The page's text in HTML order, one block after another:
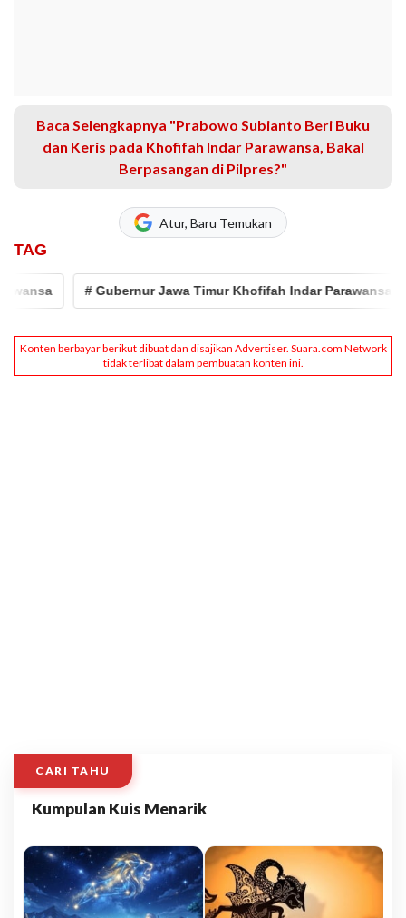
Baca Selengkapnya "Prabowo Subianto Beri Buku
dan Keris pada Khofifah Indar Parawansa, Bakal
Berpasangan di Pilpres?"
Atur, Baru Temukan
TAG
# Gubernur Jawa Timur Khofifah Indar Parawansa
CARI TAHU
Kumpulan Kuis Menarik